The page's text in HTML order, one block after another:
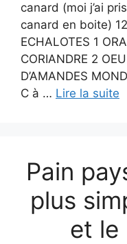
canard (moi j’ai
canard en boite)
ECHALOTES 1
CORIANDRE 2
D’AMANDES
C à … Lire la suite
Pain
plus
et le